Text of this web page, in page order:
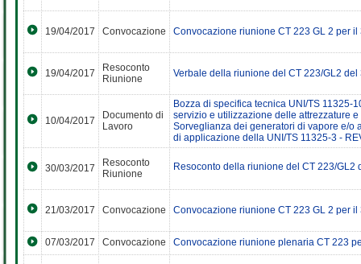
19/04/2017 Convocazione Convocazione riunione CT 223 GL 2 per
19/04/2017
Resoconto
Riunione
Verbale della riunione del CT 223/GL2 del
10/04/2017
Documento di
Lavoro
Bozza di specifica tecnica UNI/TS 11325-
servizio e utilizzazione delle attrezzature
Sorveglianza dei generatori di vapore e/o
di applicazione della UNI/TS 11325-3 -
30/03/2017
Resoconto
Riunione
Resoconto della riunione del CT 223/GL2
21/03/2017 Convocazione Convocazione riunione CT 223 GL 2 per il
07/03/2017 Convocazione Convocazione riunione plenaria CT 223